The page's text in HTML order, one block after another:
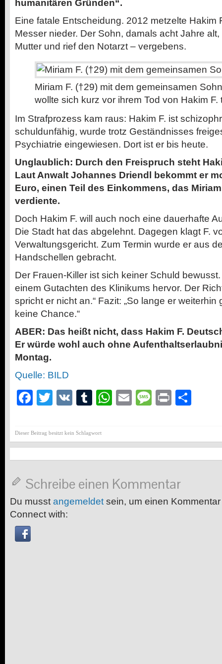
humanitären Gründen“.
Eine fatale Entscheidung. 2012 metzelte Hakim
Messer nieder. Der Sohn, damals acht Jahre
Mutter und rief den Notarzt – vergebens.
Miriam F. (†29) mit dem gemeinsamen
wollte sich kurz vor ihrem Tod von Hakim F.
Im Strafprozess kam raus: Hakim F. ist
schuldunfähig, wurde trotz Geständnisses
Psychiatrie eingewiesen. Dort ist er bis heute.
Unglaublich: Durch den Freispruch steht
Laut Anwalt Johannes Driendl bekommt er
Euro, einen Teil des Einkommens, das
verdiente.
Doch Hakim F. will auch noch eine dauerhafte
Die Stadt hat das abgelehnt. Dagegen klagt F.
Verwaltungsgericht. Zum Termin wurde er aus
Handschellen gebracht.
Der Frauen-Killer ist sich keiner Schuld
einem Gutachten des Klinikums hervor. Der
spricht er nicht an.“ Fazit: „So lange er weiterhin
keine Chance.“
ABER: Das heißt nicht, dass Hakim F.
Er würde wohl auch ohne
Montag.
Quelle: BILD
Facebook
Twitter
VK Tumblr
WhatsApp
EmailMessage
Print
Dieser Beitrag besitzt kein Schlagwort
Schreibe einen Kommentar
Du musst angemeldet sein, um einen
Connect with: